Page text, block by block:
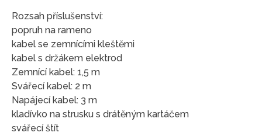
Rozsah příslušenství:
popruh na rameno
kabel se zemnícími kleštěmi
kabel s držákem elektrod
Zemnící kabel: 1,5 m
Svářecí kabel: 2 m
Napájecí kabel: 3 m
kladívko na strusku s drátěným kartáčem
svářecí štít